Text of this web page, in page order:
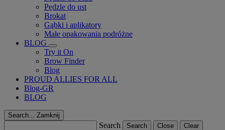
Pędzle do ust
Brokat
Gąbki i aplikatory
Małe opakowania podróżne
BLOG
Try it On
Brow Finder
Blog
PROUD ALLIES FOR ALL
Blog-GR
BLOG
Search... Zamknij
Search Search Close Clear